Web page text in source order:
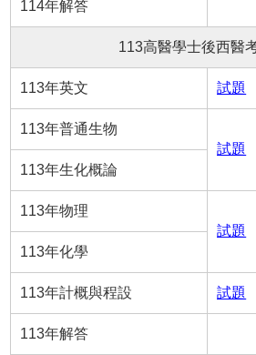
114年解答
113高醫學士後西醫
113年英文 試題
113年普通生物
試題
113年生化概論
113年物理
試題
113年化學
113年計概與程設 試題
113年解答